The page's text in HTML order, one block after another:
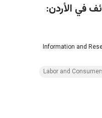
في الأردن:
Information and
Labor and